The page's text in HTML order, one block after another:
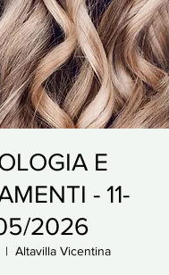
E
- 11-
2026
|
Altavilla Vicentina